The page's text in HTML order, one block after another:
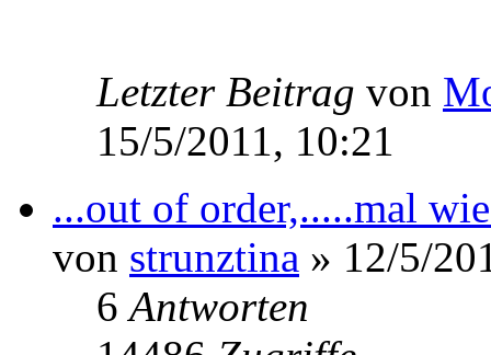
Letzter Beitrag von
15/5/2011, 10:21
...out of order,.....mal
von strunztina » 12/5/
6Antworten